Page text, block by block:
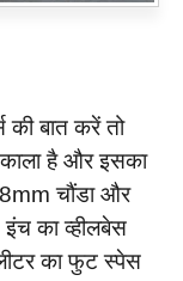
बात करें तो
है और इसका
चौंडा और
का व्हीलबेस
का फुट स्पेस